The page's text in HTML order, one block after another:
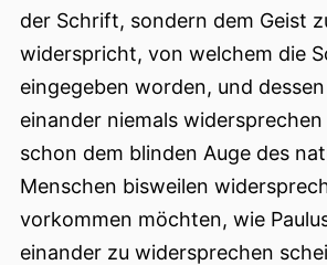
der Schrift, sondern dem Geist
widerspricht, von welchem die
eingegeben worden, und
einander niemals
schon dem blinden Auge des
Menschen bisweilen
vorkommen möchten, wie
einander zu widersprechen